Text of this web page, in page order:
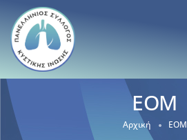
ΕΟΜ
Αρχική ΕΟΜ